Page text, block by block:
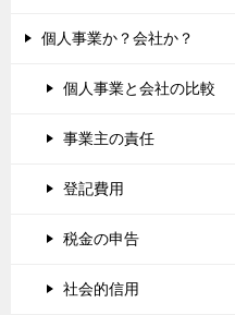
個人事業か？会社か？
個人事業と会社の比較
事業主の責任
登記費用
税金の申告
社会的信用